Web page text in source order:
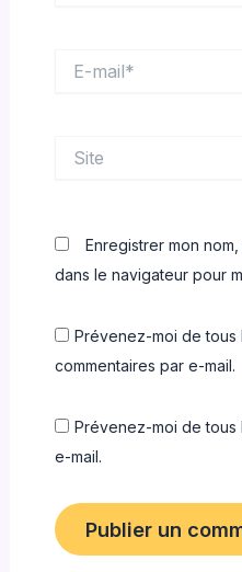
mail*
Enregistrer mon
dans le navigateur pour
Prévenez-moi de tous
commentaires par e-mail.
Prévenez-moi de tous
e-mail.